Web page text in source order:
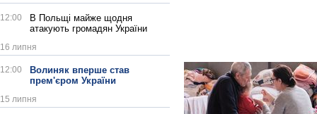
12:00
В Польщі майже щодня
атакують громадян України
16 липня
12:00
Волиняк вперше став
прем'єром України
15 липня